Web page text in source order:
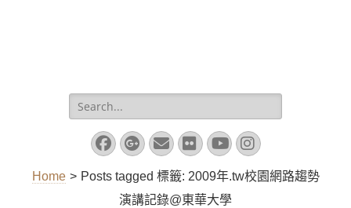
Search
for:
Facebook
Googleplus
EmailFlickrYouTube
Instagram
Home > Posts tagged 標籤: 2009年.tw校園網路趨勢
演講記錄@東華大學